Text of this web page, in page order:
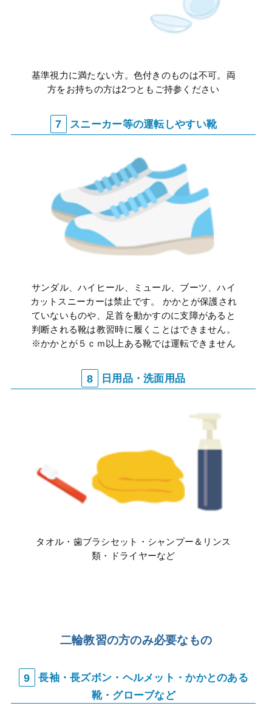
基準視力に満たない方。色付きのものは不可。両
方をお持ちの方は2つともご持参ください
7 スニーカー等の運転しやすい靴
サンダル、ハイヒール、ミュール、ブーツ、ハイ
カットスニーカーは禁止です。 かかとが保護され
ていないものや、足首を動かすのに支障があると
判断される靴は教習時に履くことはできません。
※かかとが５ｃｍ以上ある靴では運転できません
8 日用品・洗面用品
タオル・歯ブラシセット・シャンプー＆リンス
類・ドライヤーなど
二輪教習の方のみ必要なもの
9
長袖・長ズボン・ヘルメット・かかとのある
靴・グローブなど